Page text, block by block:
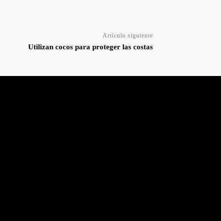
Artículo siguiente
Utilizan cocos para proteger las costas